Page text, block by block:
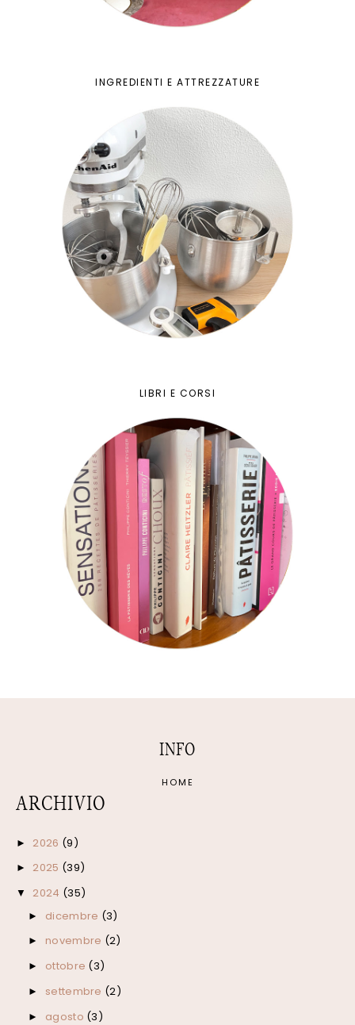
INGREDIENTI E ATTREZZATURE
LIBRI E CORSI
INFO
HOME
ARCHIVIO
► 2026 (9)
► 2025 (39)
▼ 2024 (35)
► dicembre (3)
► novembre (2)
► ottobre (3)
► settembre (2)
► agosto (3)